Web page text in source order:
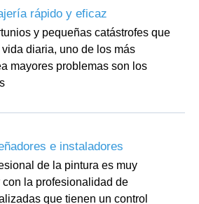
rápido y eficaz
y pequeñas catástrofes que
diaria, uno de los más
mayores problemas son los
e instaladores
de la pintura es muy
con la profesionalidad de
que tienen un control